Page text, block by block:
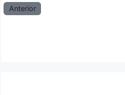
Anterior